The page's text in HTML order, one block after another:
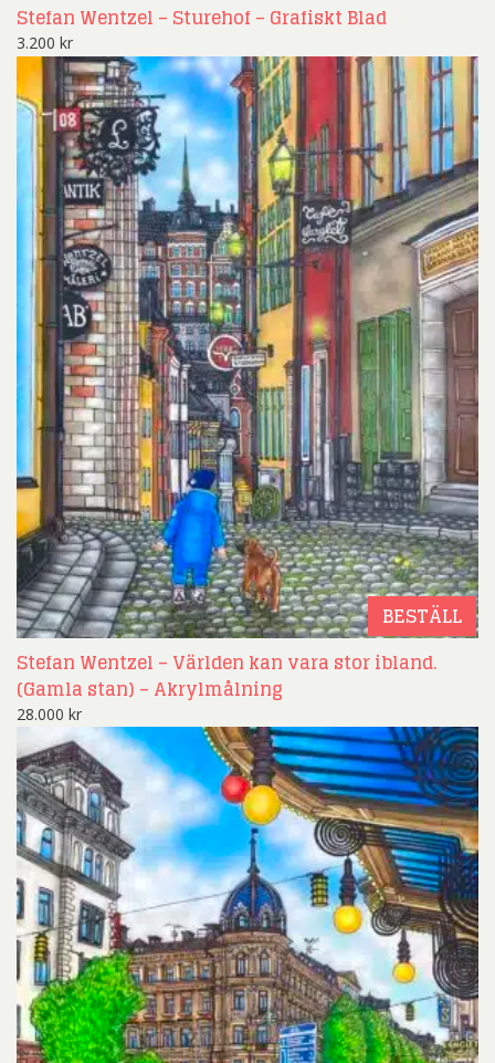
Stefan Wentzel – Sturehof – Grafiskt Blad
3.200 kr
BESTÄLL
Stefan Wentzel – Världen kan vara stor ibland.
(Gamla stan) – Akrylmålning
28.000 kr